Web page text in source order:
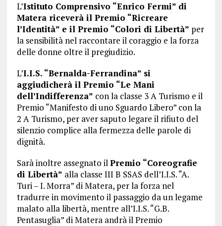
L’Istituto Comprensivo “Enrico Fermi” di
Matera riceverà il Premio “Ricreare
l’Identità” e il Premio “Colori di Libertà” per
la sensibilità nel raccontare il coraggio e la forza
delle donne oltre il pregiudizio.
L’I.I.S. “Bernalda-Ferrandina” si
aggiudicherà il Premio “Le Mani
dell’Indifferenza” con la classe 3 A Turismo e il
Premio “Manifesto di uno Sguardo Libero” con la
2 A Turismo, per aver saputo legare il rifiuto del
silenzio complice alla fermezza delle parole di
dignità.
Sarà inoltre assegnato ilPremio “Coreografie
di Libertà” alla classe III B SSAS dell’I.I.S. “A.
Turi – I. Morra” di Matera, per la forza nel
tradurre in movimento il passaggio da un legame
malato alla libertà, mentre all’I.I.S. “G.B.
Pentasuglia” di Matera andrà il Premio